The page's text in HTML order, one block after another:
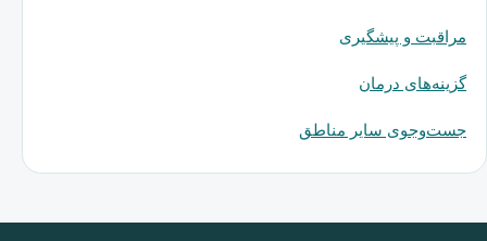
مراقبت و پیشگیری
گزینه‌های درمان
جست‌وجوی سایر مناطق